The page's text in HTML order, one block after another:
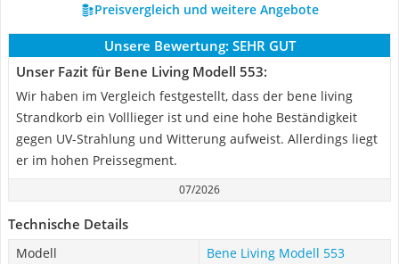
Preisvergleich und weitere Angebote
Unsere Bewertung: SEHR GUT
Unser Fazit für Bene Living Modell 553:
Wir haben im Vergleich festgestellt, dass der bene living
Strandkorb ein Volllieger ist und eine hohe Beständigkeit
gegen UV-Strahlung und Witterung aufweist. Allerdings liegt
er im hohen Preissegment.
07/2026
Technische Details
Modell
Bene Living Modell 553